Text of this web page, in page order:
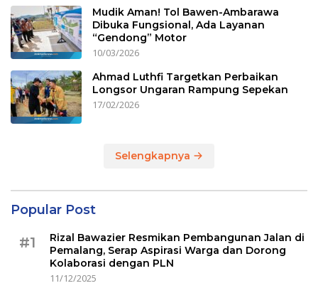
Mudik Aman! Tol Bawen-Ambarawa
Dibuka Fungsional, Ada Layanan
“Gendong” Motor
10/03/2026
Ahmad Luthfi Targetkan Perbaikan
Longsor Ungaran Rampung Sepekan
17/02/2026
Selengkapnya
Popular Post
#1
Rizal Bawazier Resmikan Pembangunan Jalan di
Pemalang, Serap Aspirasi Warga dan Dorong
Kolaborasi dengan PLN
11/12/2025